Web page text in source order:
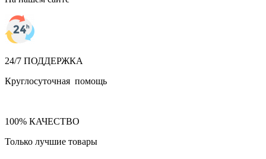
24/7 ПОДДЕРЖКА
Круглосуточная помощь
100% КАЧЕСТВО
Только лучшие товары